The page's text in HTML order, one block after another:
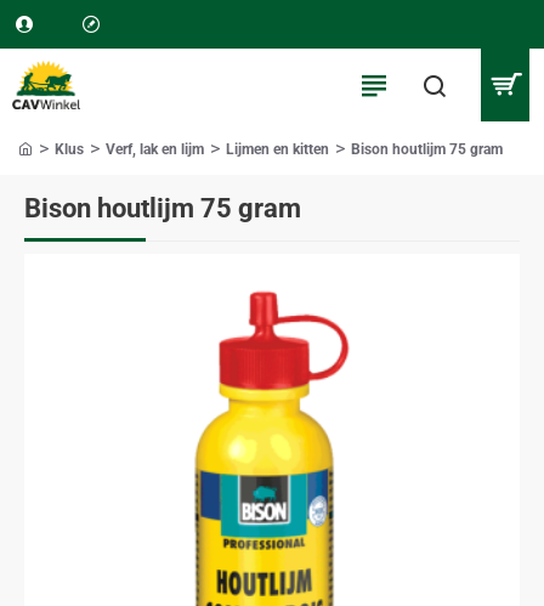
Bison houtlijm 75 gram
Klus Verf, lak en lijm Lijmen en kitten Bison houtlijm 75 gram